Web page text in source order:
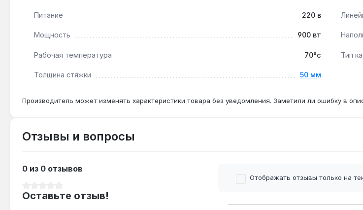
Питание 220 в
Мощность 900 вт
Рабочая температура 70°с Тип
Толщина стяжки 50 мм
Производитель может изменять характеристики товара без уведомления. Заметили ли ошибку в
Отзывы и вопросы
0 из 0 отзывов
Оставьте отзыв!
Отображать отзывы только на